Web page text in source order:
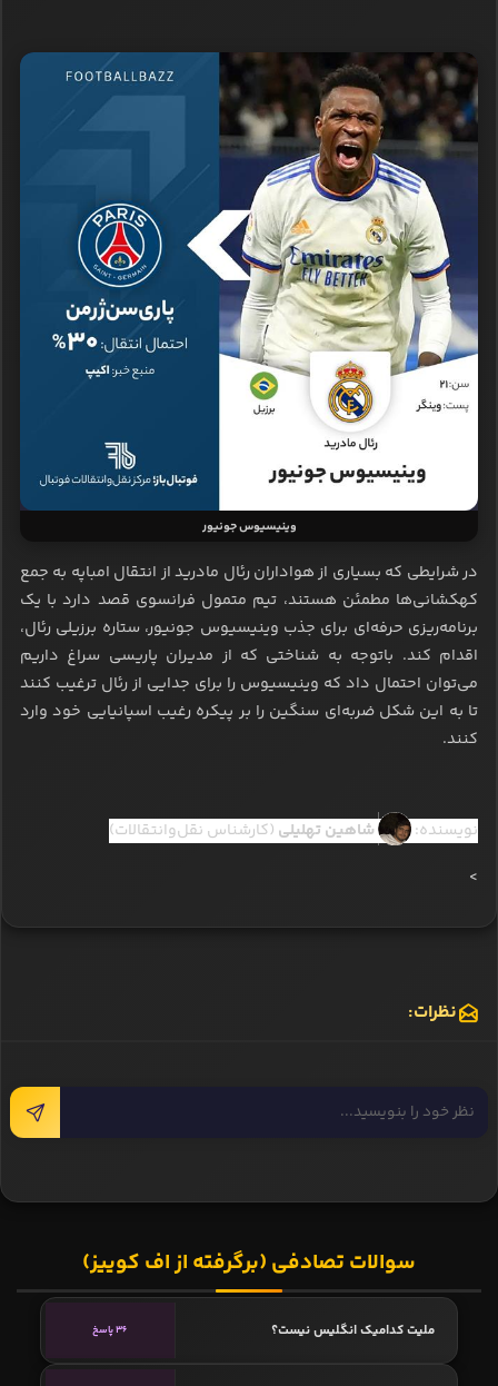
وینیسیوس جونیور
در شرایطی که بسیاری از هواداران رئال مادرید از انتقال امباپه به جمع
کهکشانی‌ها مطمئن هستند، تیم متمول فرانسوی قصد دارد با یک
برنامه‌ریزی حرفه‌ای برای جذب وینیسیوس جونیور، ستاره برزیلی رئال،
اقدام کند. باتوجه به شناختی که از مدیران پاریسی سراغ داریم
می‌توان احتمال داد که وینیسیوس را برای جدایی از رئال ترغیب کنند
تا به این شکل ضربه‌ای سنگین را بر پیکره رغیب اسپانیایی خود وارد
کنند.
نویسنده: شاهین تهلیلی (کارشناس نقل‌وانتقالات)
>
نظرات:
سوالات تصادفی (برگرفته از اف کوییز)
ملیت کدامیک انگلیس نیست؟ 36 پاسخ